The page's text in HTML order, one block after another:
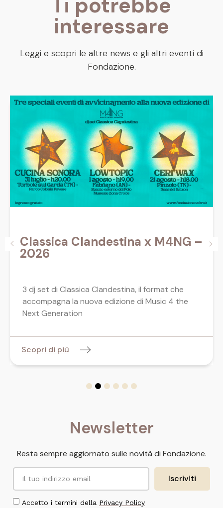
interessare
Leggi e scopri le altre news e gli altri eventi di
Fondazione.
Classica Clandestina x M4NG –
2026
3 dj set di Classica Clandestina, il format che
accompagna la nuova edizione di Music 4 the
Next Generation
Scopri di più
Newsletter
Resta sempre aggiornato sulle novità di Fondazione.
Accetto i termini della Privacy Policy
Iscriviti